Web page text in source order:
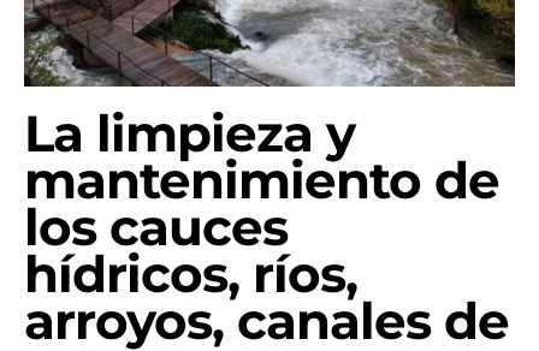
La limpieza y
mantenimiento de
los cauces
hídricos, ríos,
arroyos, canales de